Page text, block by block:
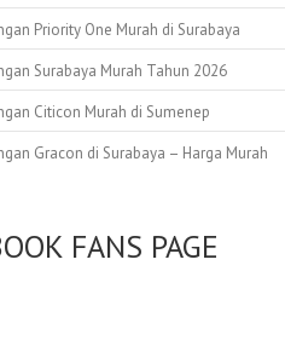
Priority One Murah di Surabaya
Surabaya Murah Tahun 2026
Citicon Murah di Sumenep
Gracon di Surabaya – Harga Murah
FANS PAGE